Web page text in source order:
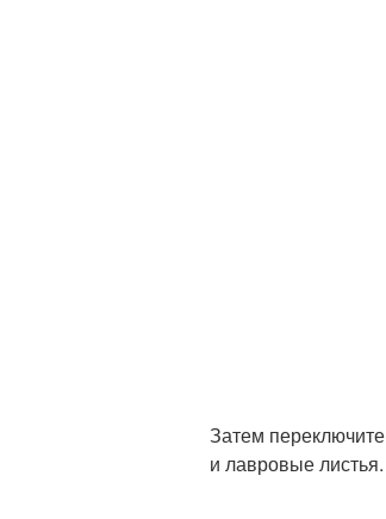
Затем
и лавровые